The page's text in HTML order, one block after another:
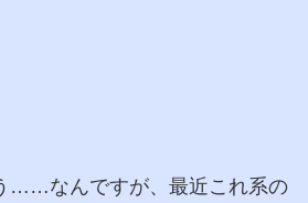
……なんですが、最近これ系の